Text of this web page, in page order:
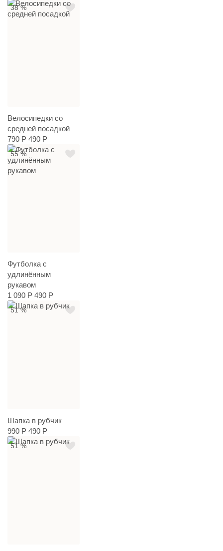
38 %
Велосипедки со
средней посадкой
790 Р 490 Р
55 %
Футболка с
удлинённым
рукавом
1 090 Р 490 Р
51 %
Шапка в рубчик
990 Р 490 Р
51 %